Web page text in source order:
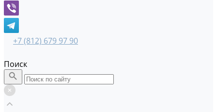
+7 (812) 679 97 90
Поиск